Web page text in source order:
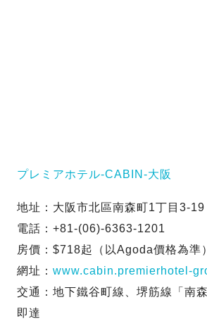
プレミアホテル-CABIN-大阪
地址：大阪市北區南森町1丁目3-19
電話：+81-(06)-6363-1201
房價：$718起（以Agoda價格為準）
網址： www.cabin.premierhotel-
交通：地下鐵谷町線、堺筋線「南
即達